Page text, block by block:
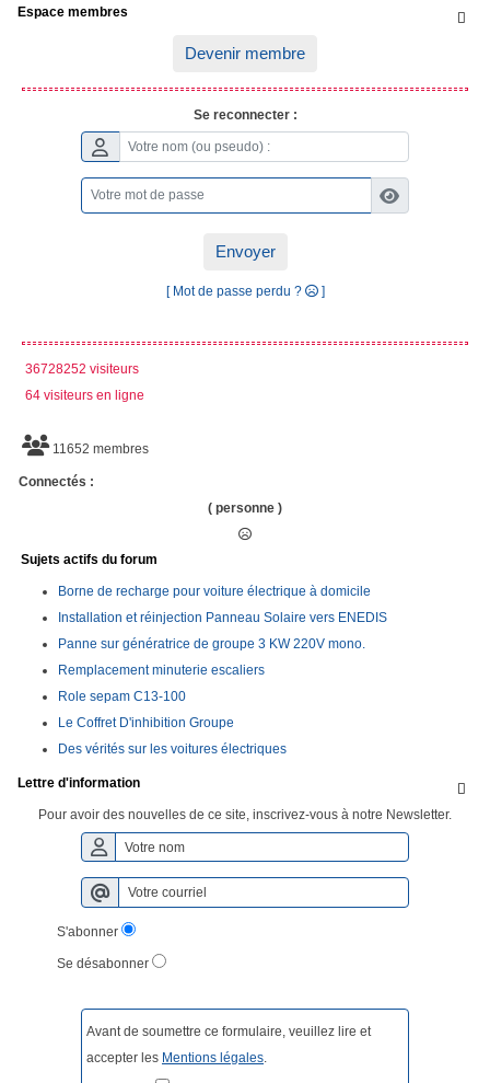

Espace membres
Devenir membre
Se reconnecter :
Envoyer
[ Mot de passe perdu ? ]
36728252 visiteurs
64 visiteurs en ligne
11652 membres
Connectés :
( personne )
Sujets actifs du forum
Borne de recharge pour voiture électrique à domicile
Installation et réinjection Panneau Solaire vers ENEDIS
Panne sur génératrice de groupe 3 KW 220V mono.
Remplacement minuterie escaliers
Role sepam C13-100
Le Coffret D'inhibition Groupe
Des vérités sur les voitures électriques

Lettre d'information
Pour avoir des nouvelles de ce site, inscrivez-vous à notre Newsletter.
S'abonner
Se désabonner
Avant de soumettre ce formulaire, veuillez lire et
accepter les Mentions légales.